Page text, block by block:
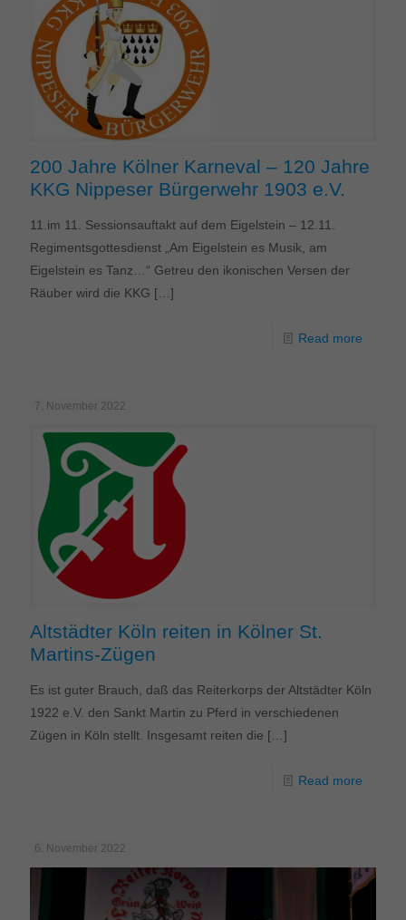
200 Jahre Kölner Karneval – 120 Jahre
KKG Nippeser Bürgerwehr 1903 e.V.
11.im 11. Sessionsauftakt auf dem Eigelstein – 12.11.
Regimentsgottesdienst „Am Eigelstein es Musik, am
Eigelstein es Tanz…“ Getreu den ikonischen Versen der
Räuber wird die KKG […]
Read more
7. November 2022
Altstädter Köln reiten in Kölner St.
Martins-Zügen
Es ist guter Brauch, daß das Reiterkorps der Altstädter Köln
1922 e.V. den Sankt Martin zu Pferd in verschiedenen
Zügen in Köln stellt. Insgesamt reiten die […]
Read more
6. November 2022